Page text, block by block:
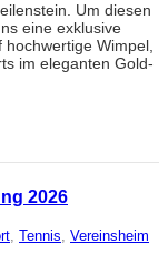
Um diesen
eine exklusive
Wimpel,
im eleganten Gold-
2026
, Tennis, Vereinsheim